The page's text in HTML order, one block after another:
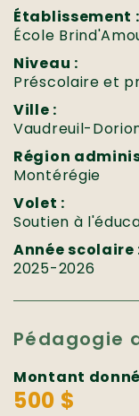
Établissement :
École
Niveau :
Préscolaire et
Ville :
Vaudreuil-
Région
Montérégie
Volet :
Soutien à
Année scolaire
2025-2026
Pédagogie
Montant
500 $